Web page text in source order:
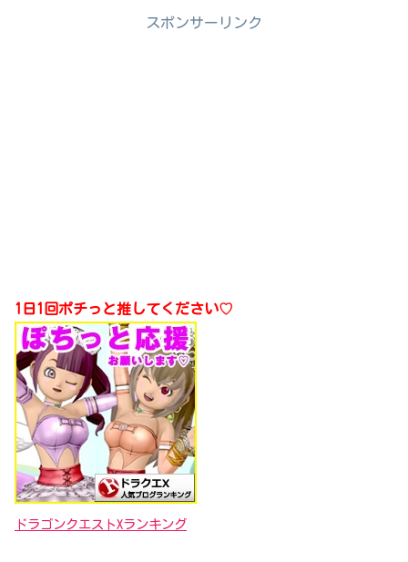
スポンサーリンク
1日1回ポチっと推してください♡
ドラゴンクエストXランキング